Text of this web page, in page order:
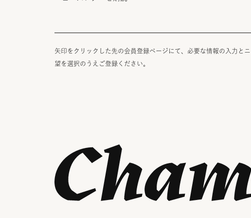
矢印をクリックした先の会員登録ページにて、必要な情報の入力と
望を選択のうえご登録ください。